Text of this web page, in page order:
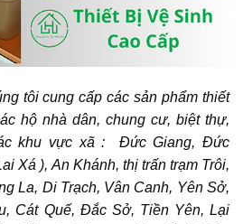
tôi cung cấp các sản phẩm thiết
hộ nhà dân, chung cư, biệt thự,
khu vực xã : Đức Giang, Đức
Xá ), An Khánh, thị trấn trạm Trôi,
La, Di Trạch, Vân Canh, Yên Sở,
Cát Quế, Đắc Sở, Tiền Yên, Lại